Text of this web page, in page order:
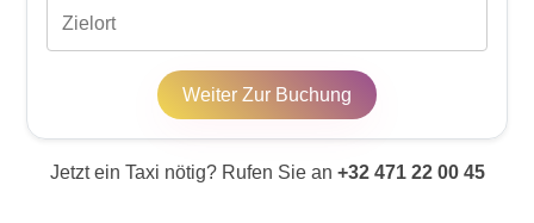
Weiter Zur Buchung
Jetzt ein Taxi nötig? Rufen Sie an +32 471 22 00 45